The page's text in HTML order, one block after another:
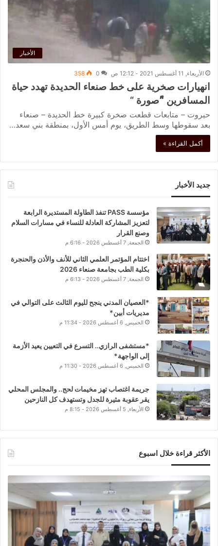
الأخبار
الأربعاء, 11 أغسطس 2021 - 12:12 ص 0
358
انهيارات صخرية على خط صنعاء الحديدة تهدد حياة
المسافرين “ًصورة “
حيروت – متابعات قطعت صخرة كبيرة خط الحديدة – صنعاء
بعد سقوطها وسط الطريق، يوم أمس الأول، بمنطقة بني سعد…
أكمل القراءة »
جديد الأخبار
مؤسسة PASS تنفذ الطاولة المستديرة الرابعة
لتعزيز المشاركة العادلة للنساء في مسارات السلام
وصنع القرار
الجمعة, 7 أغسطس 2026 - 6:16 م
اختتام المؤتمر العلمي الثاني للأنف والأذن والحنجرة
بكلية الطب بجامعة صنعاء 2026
الجمعة, 7 أغسطس 2026 - 6:13 م
*العصيان المدني ينجح لليوم الثالث على التوالي في
مديريات أبين*
الخميس, 6 أغسطس 2026 - 11:34 م
*مستشفى الرازي.. التسرع في التعيين يعيد الأزمة
إلى الواجهة*
الخميس, 6 أغسطس 2026 - 11:30 م
جريمة اغتصاب تهز مخيمات لحج.. والمجلس المحلي
يقر عقوبة مثيرة للجدل وتستهدف كل النازحين
الأربعاء, 5 أغسطس 2026 - 8:15 م
الأكثر قراءة خلال اسبوع